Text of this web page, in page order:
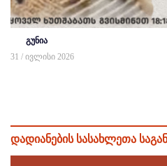
გუნია
31 / ივლისი 2026
დადიანების სასახლეთა